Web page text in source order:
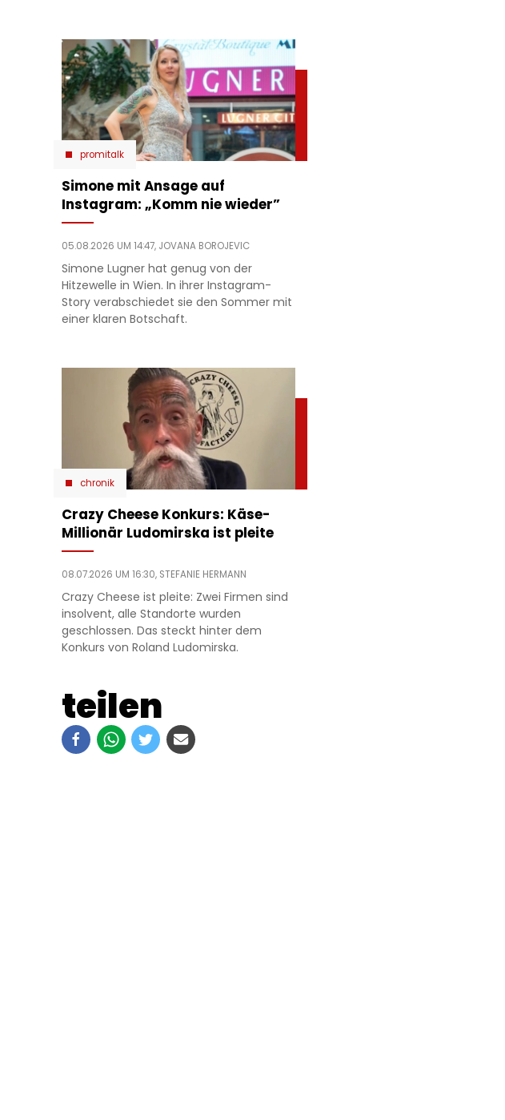
teilen
promitalk
Simone mit Ansage auf
Instagram: „Komm nie wieder”
05.08.2026 UM 14:47, JOVANA BOROJEVIC
Simone Lugner hat genug von der
Hitzewelle in Wien. In ihrer Instagram-
Story verabschiedet sie den Sommer mit
einer klaren Botschaft.
chronik
Crazy Cheese Konkurs: Käse-
Millionär Ludomirska ist pleite
08.07.2026 UM 16:30, STEFANIE HERMANN
Crazy Cheese ist pleite: Zwei Firmen sind
insolvent, alle Standorte wurden
geschlossen. Das steckt hinter dem
Konkurs von Roland Ludomirska.